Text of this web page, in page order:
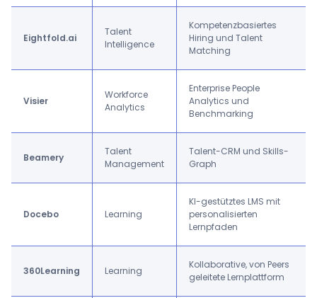
Eightfold.ai
Talent
Intelligence
Kompetenzbasiertes
Hiring und Talent
Matching
Visier
Workforce
Analytics
Enterprise People
Analytics und
Benchmarking
Beamery
Talent
Management
Talent-CRM und Skills-
Graph
Docebo Learning
KI-gestütztes LMS mit
personalisierten
Lernpfaden
360Learning Learning
Kollaborative, von Peers
geleitete Lernplattform